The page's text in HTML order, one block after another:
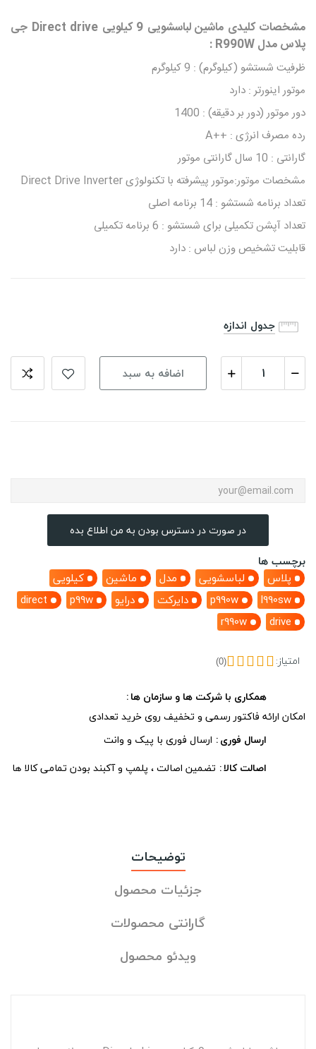
مشخصات کلیدی ماشین لباسشویی 9 کیلویی Direct drive جی
پلاس مدل R990W :
ظرفیت شستشو (کیلوگرم) : 9 کیلوگرم
موتور اینورتر : دارد
دور موتور (دور بر دقیقه) : 1400
رده مصرف انرژی : ++A
گارانتی : 10 سال گارانتی موتور
مشخصات موتور:موتور پیشرفته با تکنولوژی Direct Drive Inverter
تعداد برنامه شستشو : 14 برنامه اصلی
تعداد آپشن تکمیلی برای شستشو : 6 برنامه تکمیلی
قابلیت تشخیص وزن لباس : دارد
جدول اندازه
اضافه به سبد
در صورت در دسترس بودن به من اطلاع بده
برچسب ها
پلاس
لباسشویی مدل ماشین
کیلویی
l990sw
p990w دایرکت درایو p99w
direct
drive
r990w
امتیاز: (0)
همکاری با شرکت ها و سازمان ها
امکان ارائه فاکتور رسمی و تخفیف روی خرید تعدادی
ارسال فوری ارسال فوری با پیک و وانت
اصالت کالا تضمین اصالت ، پلمپ و آکبند بودن تمامی کالا ها
توضیحات
جزئیات محصول
گارانتی محصولات
ویدئو محصول